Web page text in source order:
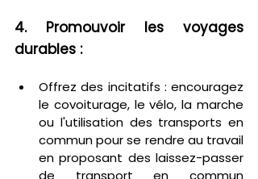
4. Promouvoir les voyages
durables :
Offrez des incitatifs : encouragez
le covoiturage, le vélo, la marche
ou l'utilisation des transports en
commun pour se rendre au travail
en proposant des laissez-passer